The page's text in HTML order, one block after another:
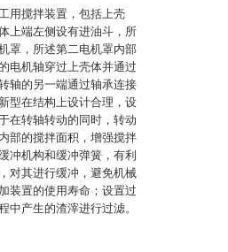
用搅拌装置，包括上壳
上端左侧设有进油斗，所
罩，所述第二电机罩内部
电机轴穿过上壳体并通过
轴的另一端通过轴承连接
型在结构上设计合理，设
在转轴转动的同时，转动
部的搅拌面积，增强搅拌
冲机构和缓冲弹簧，有利
对其进行缓冲，避免机械
装置的使用寿命；设置过
中产生的渣滓进行过滤。